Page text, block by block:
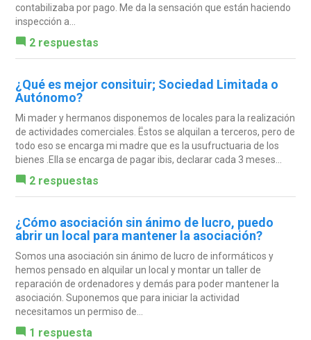
contabilizaba por pago. Me da la sensación que están haciendo
inspección a...
2 respuestas
¿Qué es mejor consituir; Sociedad Limitada o
Autónomo?
Mi mader y hermanos disponemos de locales para la realización
de actividades comerciales. Ëstos se alquilan a terceros, pero de
todo eso se encarga mi madre que es la usufructuaria de los
bienes .Ella se encarga de pagar ibis, declarar cada 3 meses...
2 respuestas
¿Cómo asociación sin ánimo de lucro, puedo
abrir un local para mantener la asociación?
Somos una asociación sin ánimo de lucro de informáticos y
hemos pensado en alquilar un local y montar un taller de
reparación de ordenadores y demás para poder mantener la
asociación. Suponemos que para iniciar la actividad
necesitamos un permiso de...
1 respuesta